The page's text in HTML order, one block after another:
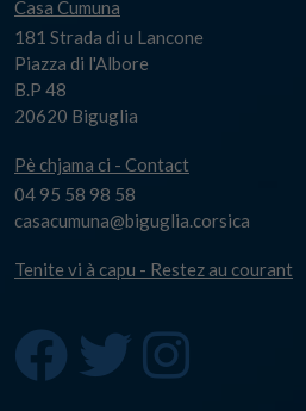
Casa Cumuna
181 Strada di u Lancone
Piazza di l'Albore
B.P 48
20620 Biguglia
Pè chjama ci - Contact
04 95 58 98 58
casacumuna@biguglia.corsica
Tenite vi à capu - Restez au courant